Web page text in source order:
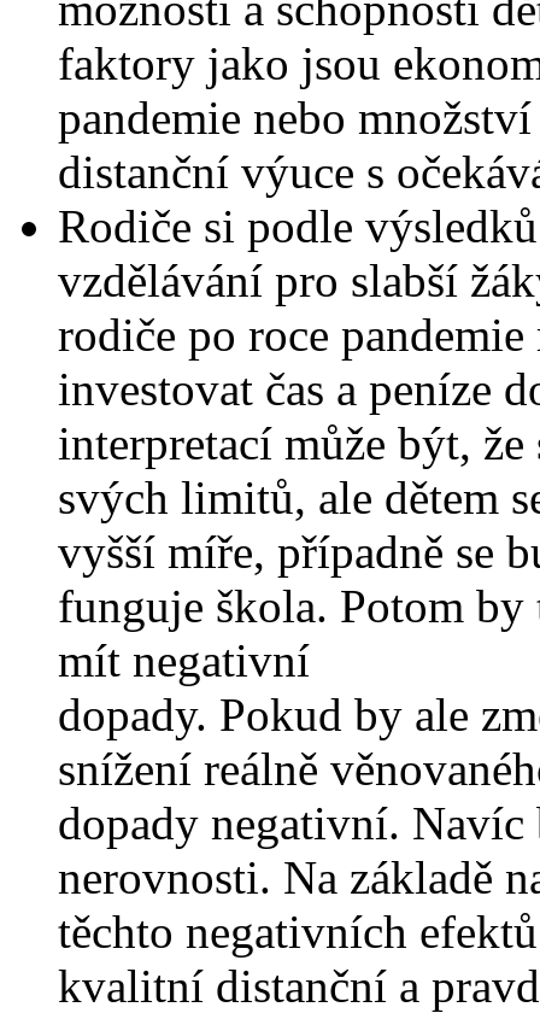
faktory jako jsou
pandemie nebo
distanční výuce s
Rodiče si podle
vzdělávání pro slabší
rodiče po roce
investovat čas a peníze
interpretací může být,
svých limitů, ale dětem
vyšší míře, případně se
funguje škola. Potom by
mít negativní
dopady. Pokud by ale
snížení reálně
dopady negativní.
nerovnosti. Na základě
těchto negativních
kvalitní distanční a